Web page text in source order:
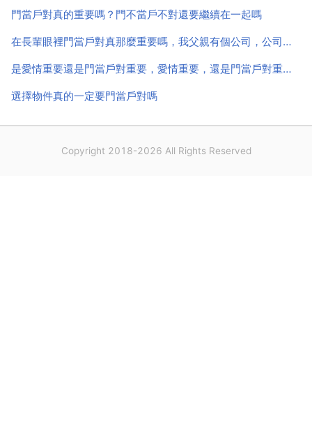
性...
門當戶對真的重要嗎？門不當戶不對還要繼續在一起嗎
在長輩眼裡門當戶對真那麼重要嗎，我父親有個公司，公司員工不到三萬人，我談了女友，家庭一般，但父
是愛情重要還是門當戶對重要，愛情重要，還是門當戶對重要？
選擇物件真的一定要門當戶對嗎
Copyright 2018-2026 All Rights Reserved